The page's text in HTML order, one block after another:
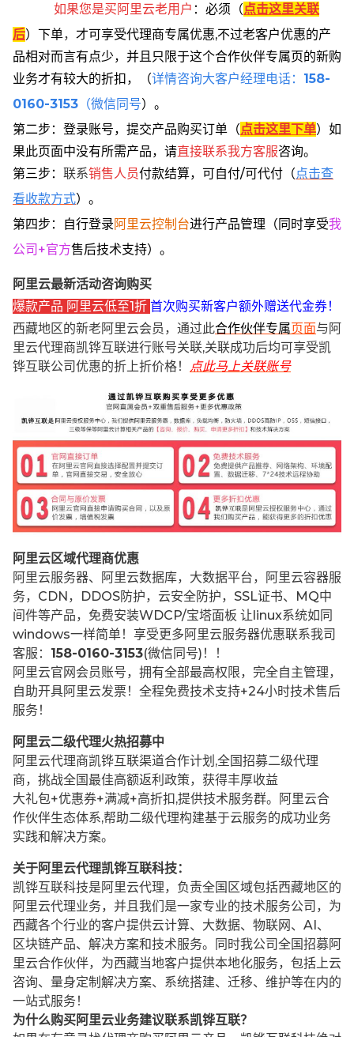
如果您是买阿里云老用户 ： 必须 （点击这里关联
后） 下单， 才可享受代理商专属优惠,不过老客户优惠的产
品相对而言有点少，并且只限于这个合作伙伴专属页的新购
业务才有较大的折扣，
（详情咨询大客户经理电话： 158-
0160-3153 （微信同号）。
第二步：登录账号，提交产品购买订单（点击这里下单） 如
果此页面中没有所需产品，请直接联系我方客服咨询。
第三步： 联系销售人员付款结算，可自付/可代付（点击查
看收款方式）。
第四步：自行登录阿里云控制台进行产品管理（同时享受我
公司+官方售后技术支持）。
阿里云最新活动咨询购买
爆款产品 阿里云低至1折 首次购买新客户额外赠送代金券！
西藏地区的新老阿里云会员，通过此合作伙伴专属页面与阿
里云代理商凯铧互联进行账号关联,关联成功后均可享受凯
铧互联公司优惠的折上折价格！
点此马上关联账号
阿里云区域代理商优惠
阿里云服务器、阿里云数据库，大数据平台，阿里云容器服
务，CDN，DDOS防护，云安全防护，SSL证书、MQ中
间件等产品，免费安装WDCP/宝塔面板 让 linux系统如同
windows一样简单！享受更多阿里云服务器优惠联系我司
客服： 158-0160-3153(微信同号)！！
阿里云官网会员账号，拥有全部最高权限，完全自主管理，
自助开具阿里云发票！全程免费技术支持+24小时技术售后
服务！
阿里云二级代理火热招募中
阿里云代理商凯铧互联渠道合作计划,全国招募二级代理
商，挑战全国最佳高额返利政策，获得丰厚收益
大礼包+优惠券+满减+高折扣,提供技术服务群。阿里云合
作伙伴生态体系,帮助二级代理构建基于云服务的成功业务
实践和解决方案。
关于阿里云代理凯铧互联科技：
凯铧互联科技是阿里云代理，负责全国区域包括西藏地区的
阿里云代理业务，并且我们是一家专业的技术服务公司，为
西藏各个行业的客户提供云计算、大数据、物联网、AI、
区块链产品、解决方案和技术服务。同时我公司全国招募阿
里云合作伙伴，为西藏当地客户提供本地化服务，包括上云
咨询、量身定制解决方案、系统搭建、迁移、维护等在内的
一站式服务！
为什么购买阿里云业务建议联系凯铧互联？